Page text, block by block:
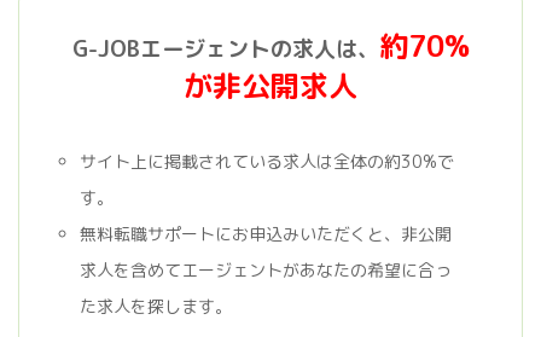
G-JOBエージェントの求人は、 約70%
が非公開求人
サイト上に掲載されている求人は全体の約30%で
す。
無料転職サポートにお申込みいただくと、非公開
求人を含めてエージェントがあなたの希望に合っ
た求人を探します。